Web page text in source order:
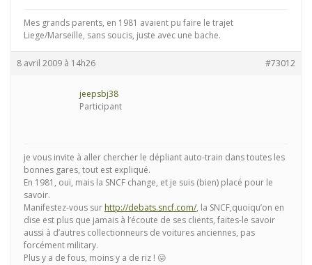
Mes grands parents, en 1981 avaient pu faire le trajet
Liege/Marseille, sans soucis, juste avec une bache.
8 avril 2009 à 14h26 #73012
jeepsbj38
Participant
je vous invite à aller chercher le dépliant auto-train dans toutes les
bonnes gares, tout est expliqué.
En 1981, oui, mais la SNCF change, et je suis (bien) placé pour le
savoir.
Manifestez-vous sur http://debats.sncf.com/, la SNCF,quoiqu’on en
dise est plus que jamais à l’écoute de ses clients, faites-le savoir
aussi à d’autres collectionneurs de voitures anciennes, pas
forcément military.
Plus y a de fous, moins y a de riz ! 😛